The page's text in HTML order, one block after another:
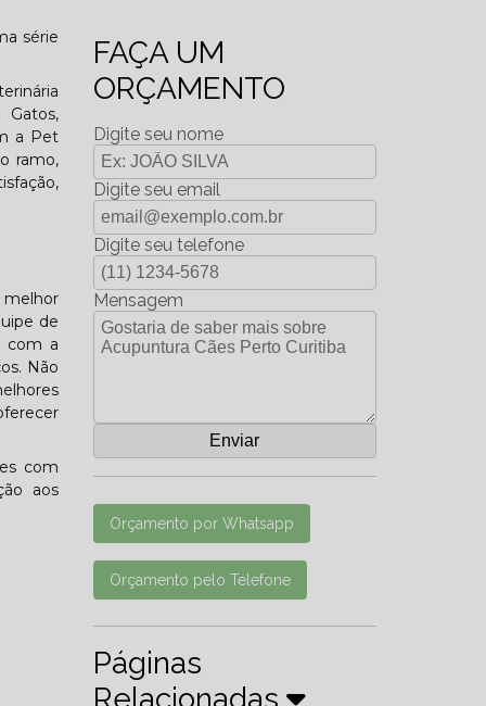
série
Gatos,
a Pet
ramo,
de
com a
Não
com
aos
FAÇA UM
ORÇAMENTO
Digite seu nome
Digite seu email
Digite seu telefone
Mensagem
Orçamento por Whatsapp
Orçamento pelo Telefone
Páginas